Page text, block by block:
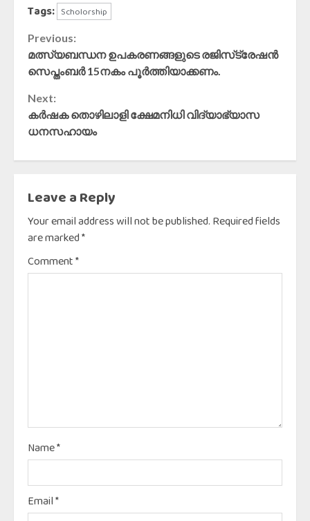
Tags: Scholorship
Continue
Reading
Previous:
മത്സ്യബന്ധന ഉപകരണങ്ങളുടെ രജിസ്‌ട്രേഷന്‍
സെപ്തംബര്‍ 15നകം പൂര്‍ത്തിയാക്കണം.
Next:
കർഷക തൊഴിലാളി ക്ഷേമനിധി വിദ്യാഭ്യാസ
ധനസഹായം
Leave a Reply
Your email address will not be published. Required fields
are marked*
Comment*
Name*
Email*